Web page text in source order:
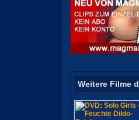
Weitere Filme